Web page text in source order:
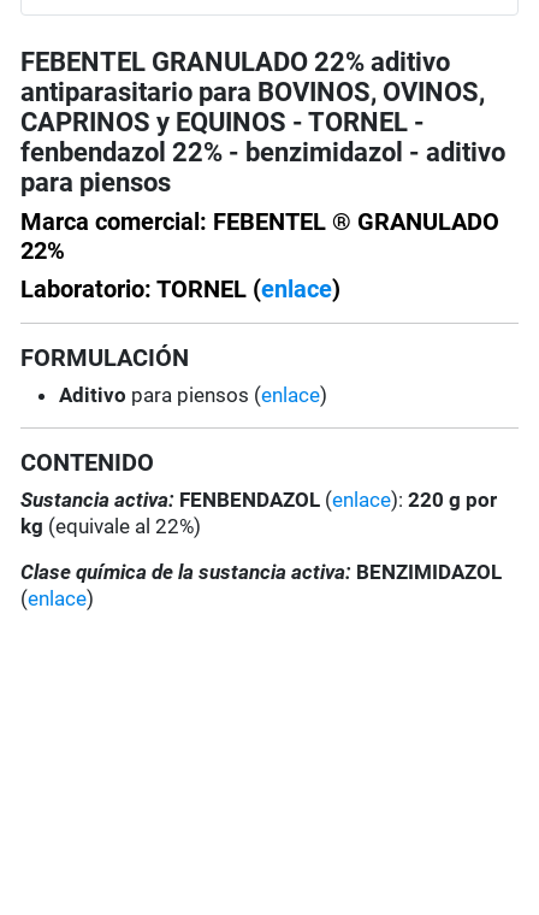
FEBENTEL GRANULADO 22% aditivo
antiparasitario para BOVINOS, OVINOS,
CAPRINOS y EQUINOS - TORNEL -
fenbendazol 22% - benzimidazol - aditivo
para piensos
Marca comercial: FEBENTEL ® GRANULADO
22%
Laboratorio: TORNEL (enlace)
FORMULACIÓN
Aditivo para piensos (enlace)
CONTENIDO
Sustancia activa: FENBENDAZOL (enlace): 220 g por
kg (equivale al 22%)
Clase química de la sustancia activa: BENZIMIDAZOL
(enlace)